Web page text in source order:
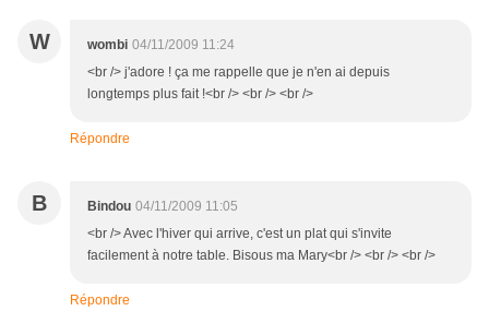
W wombi 04/11/2009 11:24
<br /> j'adore ! ça me rappelle que je n'en ai depuis
longtemps plus fait !<br /> <br /> <br />
Répondre
B Bindou 04/11/2009 11:05
<br /> Avec l'hiver qui arrive, c'est un plat qui s'invite
facilement à notre table. Bisous ma Mary<br /> <br /> <br />
Répondre